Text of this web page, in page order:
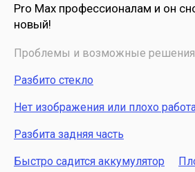
Pro Max профессионалам и он
новый!
Проблемы и возможные решения
Разбито стекло
Нет изображения или плохо
Разбита задняя часть
Быстро садится аккумулятор